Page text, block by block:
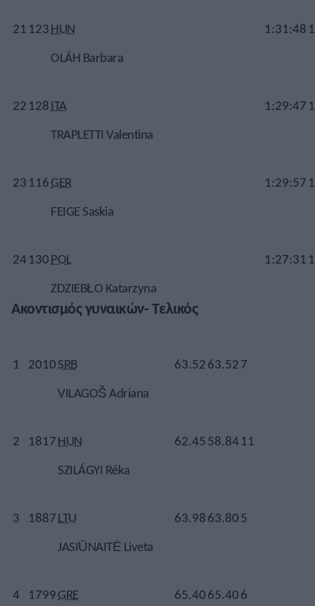
21 123HUN
OLÁH Barbara
1:31:48
22 128ITA
TRAPLETTI Valentina
1:29:47
23 116GER
FEIGE Saskia
1:29:57
24 130POL
ZDZIEBŁO Katarzyna
1:27:31
Ακοντισμός γυναικών- Τελικός
1 2010SRB
VILAGOŠ Adriana
63.5263.527
2 1817HUN
SZILÁGYI Réka
62.4558.84 11
3 1887LTU
JASIŪNAITĖ Liveta
63.9863.805
4 1799GRE
65.4065.406